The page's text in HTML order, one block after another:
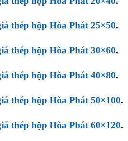
thép hộp Hòa Phát 25×50.
thép hộp Hòa Phát 30×60.
thép hộp Hòa Phát 40×80.
thép hộp Hòa Phát 50×100.
thép hộp Hòa Phát 60×120.